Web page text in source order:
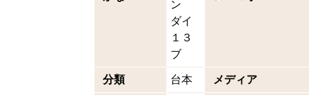
ン
ダイ
１３
ブ
分類 台本 メディア